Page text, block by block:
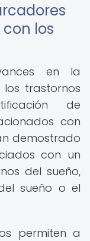
los
en la
trastornos
de
con
demostrado
con un
del sueño,
sueño o el
permiten a